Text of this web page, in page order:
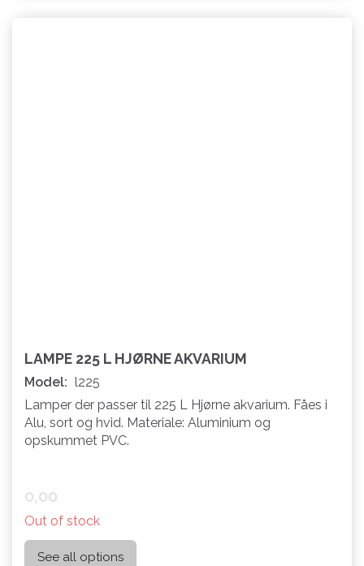
LAMPE 225 L HJØRNE AKVARIUM
Model: l225
Lamper der passer til 225 L Hjørne akvarium. Fåes i
Alu, sort og hvid. Materiale: Aluminium og
opskummet PVC.
0,00
Out of stock
See all options